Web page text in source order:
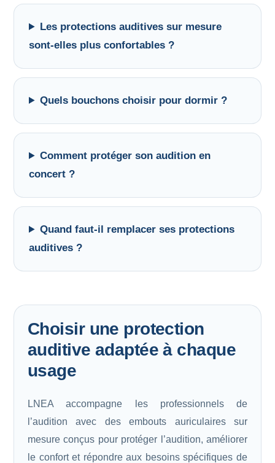
Les protections auditives sur mesure
sont-elles plus confortables ?
Quels bouchons choisir pour dormir ?
Comment protéger son audition en
concert ?
Quand faut-il remplacer ses protections
auditives ?
Choisir une protection
auditive adaptée à chaque
usage
LNEA accompagne les professionnels de
l’audition avec des embouts auriculaires sur
mesure conçus pour protéger l’audition, améliorer
le confort et répondre aux besoins spécifiques de